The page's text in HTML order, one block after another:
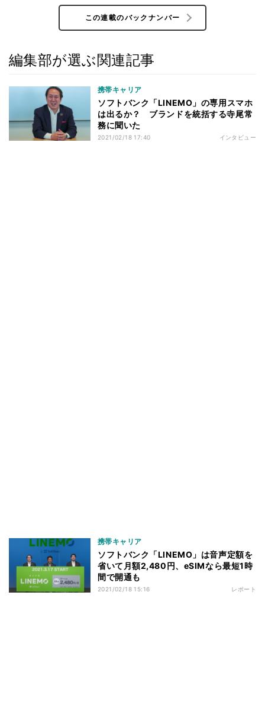
この連載のバックナンバー
編集部が選ぶ関連記事
携帯キャリア
ソフトバンク「LINEMO」の専用スマホ
は出るか？ ブランドを統括する寺尾常
務に聞いた
2021/02/18 17:40 インタビュー
携帯キャリア
ソフトバンク「LINEMO」は音声定額を
省いて月額2,480円、eSIMなら最短1時
間で開通も
2021/02/18 15:16 レポート